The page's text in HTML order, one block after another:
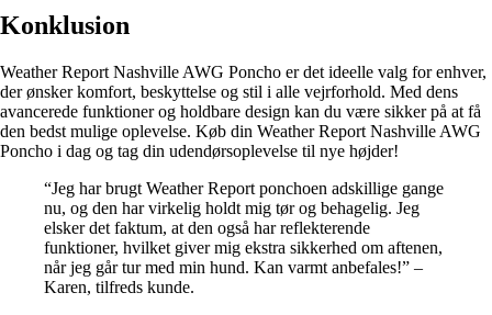
Konklusion
Weather Report Nashville AWG Poncho er det ideelle valg for enhver,
der ønsker komfort, beskyttelse og stil i alle vejrforhold. Med dens
avancerede funktioner og holdbare design kan du være sikker på at få
den bedst mulige oplevelse. Køb din Weather Report Nashville AWG
Poncho i dag og tag din udendørsoplevelse til nye højder!
“Jeg har brugt Weather Report ponchoen adskillige gange
nu, og den har virkelig holdt mig tør og behagelig. Jeg
elsker det faktum, at den også har reflekterende
funktioner, hvilket giver mig ekstra sikkerhed om aftenen,
når jeg går tur med min hund. Kan varmt anbefales!” –
Karen, tilfreds kunde.